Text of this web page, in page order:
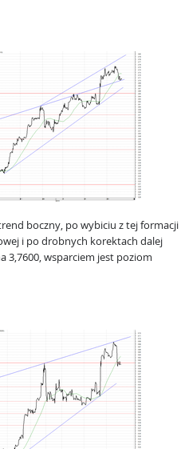
boczny, po wybiciu z tej formacji
i po drobnych korektach dalej
3,7600, wsparciem jest poziom